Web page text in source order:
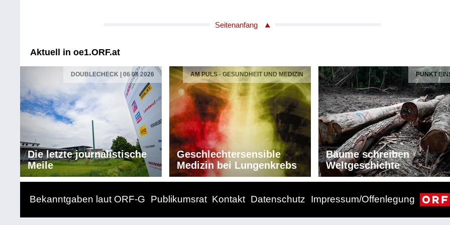
Seitenanfang
Aktuell in oe1.ORF.at
DOUBLECHECK | 06 08 2026
Die letzte journalistische
Meile
AM PULS - GESUNDHEIT UND MEDIZIN
Geschlechtersensible
Medizin bei Lungenkrebs
PUNKT
Bäume schreiben
Weltgeschichte
Bekanntgaben laut ORF-G Publikumsrat Kontakt Datenschutz Impressum/Offenlegung